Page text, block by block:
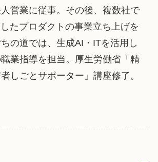
営業に従事。その後、複数社で
たプロダクトの事業立ち上げを
の道では、生成AI・ITを活用し
業指導を担当。厚生労働省「精
しごとサポーター」講座修了。